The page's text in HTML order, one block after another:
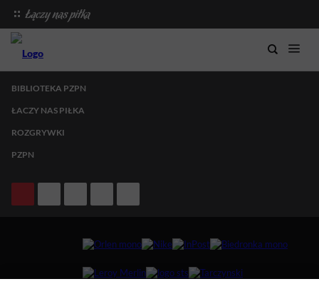
BIBLIOTEKA PZPN
ŁACZY NAS PIŁKA
ROZGRYWKI
PZPN